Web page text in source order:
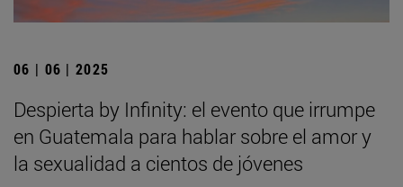
06 | 06 | 2025
Despierta by Infinity: el evento que irrumpe
en Guatemala para hablar sobre el amor y
la sexualidad a cientos de jóvenes